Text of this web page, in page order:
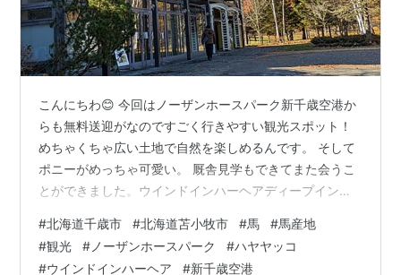
こんにちわ😊 今回はノーザンホースパーク新千歳空港か
らも無料送迎がなのですごく行きやすい観光スポット！
めちゃくちゃ広い土地で自然を楽しめるんです。 そして
ポニーがめっちゃ可愛い。 厩舎見学もできてまた会うこ
とができました。ウインドインハーヘアディープインパ
クトは天国に行ってしまいましたがこうして母は元気に
している そして白毛馬のアイドルハヤヤッコ生で白毛馬
#北海道千歳市 #北海道苫小牧市 #馬 #馬産地
#観光 # ノーザンホースパーク #ハヤヤッコ
#ウインドインハーヘア #新千歳空港